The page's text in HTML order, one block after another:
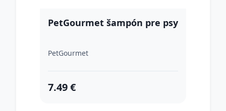
PetGourmet šampón pre psy
PetGourmet
7.49 €